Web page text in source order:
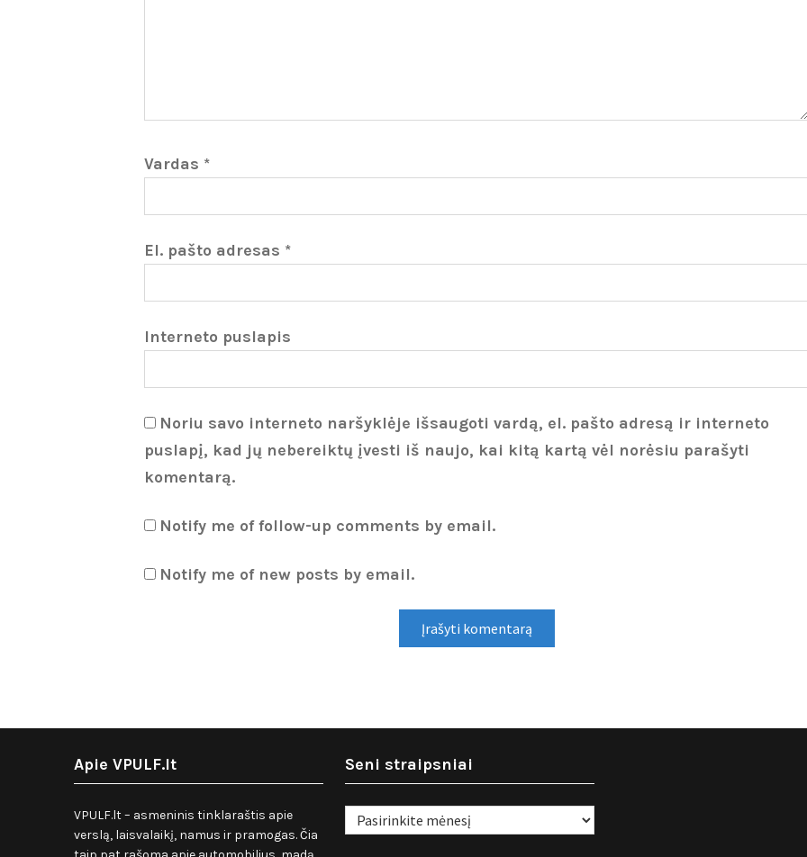
Vardas *
El. pašto adresas *
Interneto puslapis
Noriu savo interneto naršyklėje išsaugoti vardą, el. pašto adresą ir interneto
puslapį, kad jų nebereiktų įvesti iš naujo, kai kitą kartą vėl norėsiu parašyti
komentarą.
Notify me of follow-up comments by email.
Notify me of new posts by email.
Apie VPULF.lt
VPULF.lt – asmeninis tinklaraštis apie
verslą, laisvalaikį, namus ir pramogas. Čia
Seni straipsniai
Seni
straipsniai